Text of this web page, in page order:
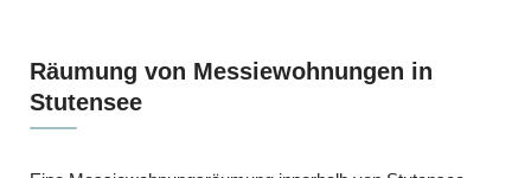
Räumung von Messiewohnungen in
Stutensee